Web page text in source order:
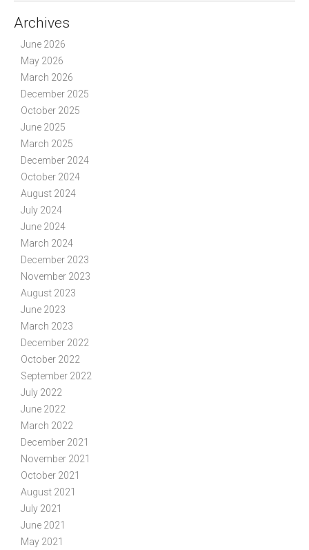
Archives
June 2026
May 2026
March 2026
December 2025
October 2025
June 2025
March 2025
December 2024
October 2024
August 2024
July 2024
June 2024
March 2024
December 2023
November 2023
August 2023
June 2023
March 2023
December 2022
October 2022
September 2022
July 2022
June 2022
March 2022
December 2021
November 2021
October 2021
August 2021
July 2021
June 2021
May 2021